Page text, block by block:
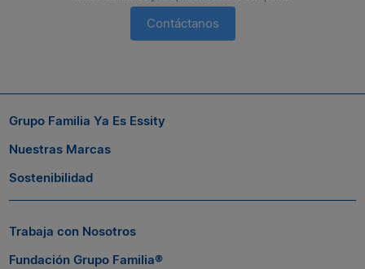
Contáctanos
Si quieres seguir conectado con nosotros, suscríbete al boletín
de Grupo Familia® y entérate a tiempo de las novedades.
Grupo Familia Ya Es Essity
Nuestras Marcas
Sostenibilidad
Trabaja con Nosotros
Fundación Grupo Familia®